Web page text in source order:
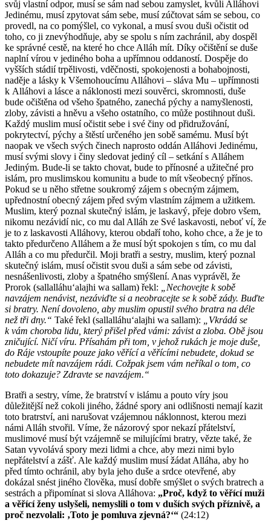
svůj vlastní odpor, musí se sám nad sebou zamyslet, kvůli Alláhovi
Jedinému, musí zpytovat sám sebe, musí zúčtovat sám se sebou, co
provedl, na co pomýšlel, co vykonal, a musí svou duši očistit od
toho, co ji znevýhodňuje, aby se spolu s ním zachránil, aby dospěl
ke správné cestě, na které ho chce Alláh mít. Díky očištění se duše
naplní vírou v jediného boha a upřímnou oddaností. Dospěje do
vyšších stádií trpělivosti, vděčnosti, spokojenosti a bohabojnosti,
naděje a lásky k Všemohoucímu Alláhovi – sláva Mu – upřímnosti
k Alláhovi a lásce a náklonosti mezi souvěrci, skromnosti, duše
bude očištěna od všeho špatného, zanechá pýchy a namyšlenosti,
zloby, závisti a hněvu a všeho ostatního, co může postihnout duši.
Každý muslim musí očistit sebe i své činy od přidružování,
pokrytectví, pýchy a štěstí určeného jen sobě samému. Musí být
naopak ve všech svých činech naprosto oddán Alláhovi Jedinému,
musí svými slovy i činy sledovat jediný cíl – setkání s Alláhem
Jediným. Bude-li se takto chovat, bude to přínosné a užitečné pro
islám, pro muslimskou komunitu a bude to mít všeobecný přínos.
Pokud se u něho střetne soukromý zájem s obecným zájmem,
upřednostní obecný zájem před svým vlastním zájmem a užitkem.
Muslim, který poznal skutečný islám, je laskavý, přeje dobro všem,
nikomu nezávidí nic, co mu dal Alláh ze Své laskavosti, neboť ví, že
je to z laskavosti Alláhovy, kterou obdaří toho, koho chce, a že je to
takto předurčeno Alláhem a že musí být spokojen s tím, co mu dal
Alláh a co mu předurčil. Moji bratři a sestry, muslim, který poznal
skutečný islám, musí očistit svou duši a sám sebe od závisti,
nesnášenlivosti, zloby a špatného smýšlení. Anas vyprávěl, že
Prorok (sallalláhuʻalajhi wa sallam) řekl:
„Nechovejte k sobě
navzájem nenávist, nezáviďte si a neobracejte se k sobě zády. Buďte
si bratry. Není dovoleno, aby muslim opustil svého bratra na déle
než tři dny.“ Také řekl (sallalláhuʻalajhi wa sallam):
„Vkrádá se
k vám choroba lidu, který přišel před vámi: závist a zloba. Obě jsou
zničující. Ničí víru. Přísahám při tom, v jehož rukách je moje duše,
do Ráje vstoupíte pouze jako věřící a věřícími nebudete, dokud se
nebudete mít navzájem rádi. Cožpak jsem vám neříkal o tom, co
toto dokazuje? Zdravte se navzájem.“
Bratři a sestry, víme, že bratrství v islámu a pouto víry jsou
důležitější než cokoli jiného, žádné spory ani odlišnosti nemají kazit
toto bratrství, ani narušovat vzájemnou náklonnost, kterou mezi
námi Alláh stvořil. Víme, že názorový spor nekazí přátelství,
muslimové musí být vzájemně se milujícími bratry, vězte také, že
Satan vyvolává spory mezi lidmi a chce, aby mezi nimi bylo
nepřátelství a zášť. Ale každý muslim musí žádat Alláha, aby ho
před tímto ochránil, aby byla jeho duše a srdce otevřené, aby
dokázal snést jiného člověka, musí dobře smýšlet o svých bratrech a
sestrách a připomínat si slova Alláhova: „Proč, když to věřící muži
a věřící ženy uslyšeli, nemyslili o tom v duších svých příznivě, a
proč nezvolali: ‚Toto je pomluva zjevná?‘“ (24:12)